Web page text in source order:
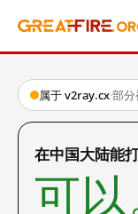
属于 v2ray.cx·部
在中国大陆能
可以